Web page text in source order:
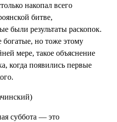
накопал всего
битве,
были результаты раскопок.
богатые, но тоже этому
мере, такое объяснение
когда появились первые
суббота — это